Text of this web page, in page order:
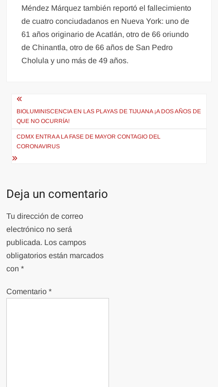
Méndez Márquez también reportó el fallecimiento
de cuatro conciudadanos en Nueva York: uno de
61 años originario de Acatlán, otro de 66 oriundo
de Chinantla, otro de 66 años de San Pedro
Cholula y uno más de 49 años.
Navegación
de
entradas
BIOLUMINISCENCIA EN LAS PLAYAS DE TIJUANA ¡A DOS AÑOS DE
QUE NO OCURRÍA!
CDMX ENTRA A LA FASE DE MAYOR CONTAGIO DEL
CORONAVIRUS
Deja un comentario
Tu dirección de correo
electrónico no será
publicada. Los campos
obligatorios están marcados
con*
Comentario*